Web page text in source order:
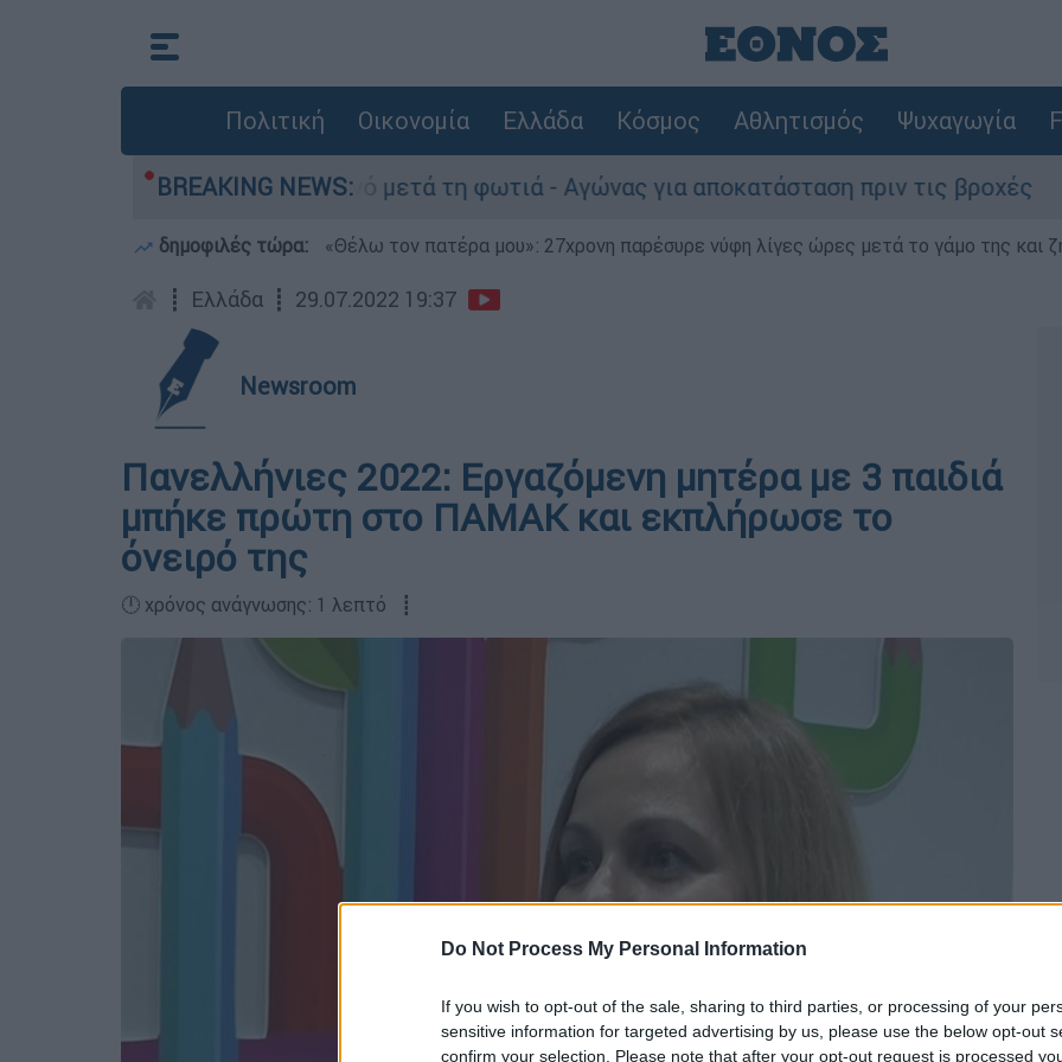
Do Not Process My Personal Information
If you wish to opt-out of the sale, sharing to third parties, or processing of your
sensitive information for targeted advertising by us, please use the below opt-out
confirm your selection. Please note that after your opt-out request is processed
Πολιτική Οικονομία Ελλάδα Κόσμος Αθλητισμός Ψυχαγωγία
BREAKING NEWS:
στο Πόρτο Γερμανό μετά τη φωτιά - Αγώνας για αποκατάσταση πριν τις βροχές
δημοφιλές τώρα: «Θέλω τον πατέρα μου»: 27χρονη παρέσυρε νύφη λίγες ώρες μετά το γάμο της και
┋ Ελλάδα ┋ 29.07.2022 19:37
Newsroom
Πανελλήνιες 2022: Εργαζόμενη μητέρα με 3 παιδιά
μπήκε πρώτη στο ΠΑΜΑΚ και εκπλήρωσε το
όνειρό της
🕛 χρόνος ανάγνωσης: 1 λεπτό ┋